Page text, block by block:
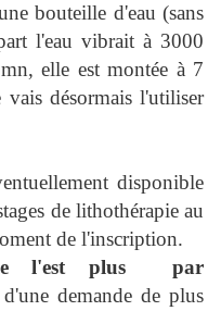
bouteille d'eau (sans
l'eau vibrait à 3000
elle est montée à 7
désormais l'utiliser
disponible
de lithothérapie au
de l'inscription.
l'est plus
par
demande de plus